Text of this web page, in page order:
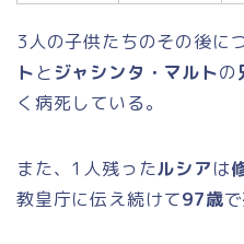
3人の子供たちのその後に
トと ジャシンタ・マルトの
く病死している。
また、1人残ったルシアは
教皇庁に伝え続けて97歳